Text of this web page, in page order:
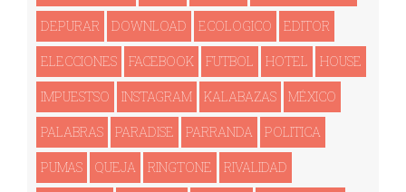
DEPURAR DOWNLOAD ECOLOGICO EDITOR
ELECCIONES FACEBOOK FUTBOL HOTEL HOUSE
IMPUESTSO INSTAGRAM KALABAZAS MÉXICO
PALABRAS PARADISE PARRANDA POLITICA
PUMAS QUEJA RINGTONE RIVALIDAD